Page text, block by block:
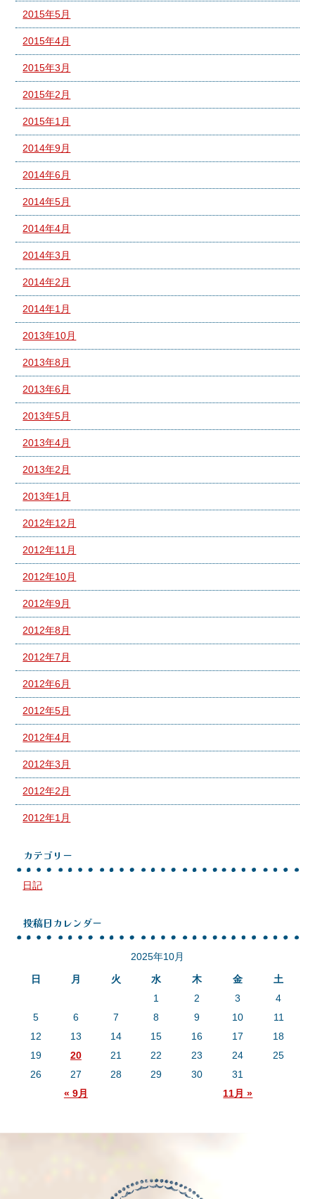
2015年5月
2015年4月
2015年3月
2015年2月
2015年1月
2014年9月
2014年6月
2014年5月
2014年4月
2014年3月
2014年2月
2014年1月
2013年10月
2013年8月
2013年6月
2013年5月
2013年4月
2013年2月
2013年1月
2012年12月
2012年11月
2012年10月
2012年9月
2012年8月
2012年7月
2012年6月
2012年5月
2012年4月
2012年3月
2012年2月
2012年1月
カテゴリー
日記
投稿日カレンダー
2025年10月
日
月 火 水 木 金 土
« 9月 11月 »
1 2 3
4
5
6 7 8 9 10
11
12
13 14 15 16 17
18
19
20 21 22 23 24
25
26
27 28 29 30 31